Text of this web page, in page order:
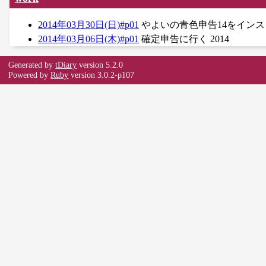
2014年03月30日(日)#p01 やよいの青色申告14をイン
2014年03月06日(木)#p01 確定申告に行く 2014
Generated bytDiary version 5.2.0
Powered byRuby version 3.0.2-p107